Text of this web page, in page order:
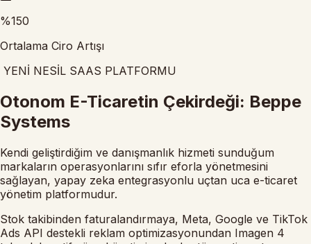
%150
Ortalama Ciro Artışı
YENİ NESİL SAAS PLATFORMU
Otonom E-Ticaretin Çekirdeği: Beppe
Systems
Kendi geliştirdiğim ve danışmanlık hizmeti sunduğum
markaların operasyonlarını sıfır eforla yönetmesini
sağlayan, yapay zeka entegrasyonlu uçtan uca e-ticaret
yönetim platformudur.
Stok takibinden faturalandırmaya, Meta, Google ve TikTok
Ads API destekli reklam optimizasyonundan Imagen 4